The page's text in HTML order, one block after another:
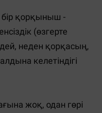
қорқыныш -
(өзгерте
неден қорқасың,
келетіндігі
жоқ, одан гөрі